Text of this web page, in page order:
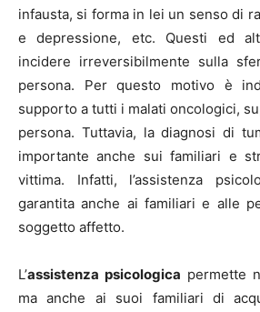
infausta, si forma in lei un senso di
e depressione, etc. Questi ed
incidere irreversibilmente sulla
persona. Per questo motivo è
supporto a tutti i malati oncologici,
persona. Tuttavia, la diagnosi di
importante anche sui familiari e
vittima. Infatti, l’assistenza
garantita anche ai familiari e alle
soggetto affetto.
L’assistenza psicologica permette
ma anche ai suoi familiari di